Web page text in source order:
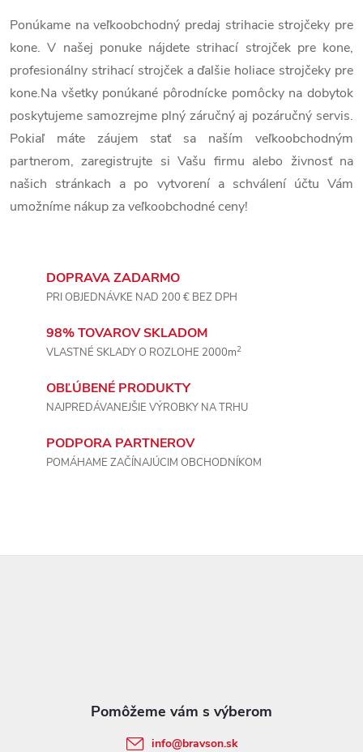
o
v
v
v
l
á
d
a
c
i
Ponúkame na veľkoobchodný predaj strihacie strojčeky pre
kone. V našej ponuke nájdete strihací strojček pre kone,
profesionálny strihací strojček a ďalšie holiace strojčeky pre
kone.Na všetky ponúkané pôrodnícke pomôcky na dobytok
poskytujeme samozrejme plný záručný aj pozáručný servis.
Pokiaľ máte záujem stať sa naším veľkoobchodným
partnerom, zaregistrujte si Vašu firmu alebo živnosť na
našich stránkach a po vytvorení a schválení účtu Vám
umožníme nákup za veľkoobchodné ceny!
DOPRAVA ZADARMO
PRI OBJEDNÁVKE NAD 200 € BEZ DPH
98% TOVAROV SKLADOM
VLASTNÉ SKLADY O ROZLOHE 2000m2
OBĽÚBENÉ PRODUKTY
NAJPREDÁVANEJŠIE VÝROBKY NA TRHU
PODPORA PARTNEROV
POMÁHAME ZAČÍNAJÚCIM OBCHODNÍKOM
info@bravson.sk